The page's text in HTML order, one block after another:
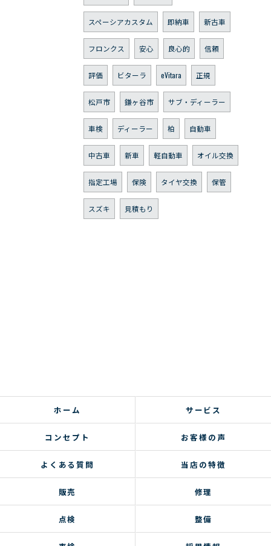
スペーシアカスタム 即納車 新古車
フロンクス 安心 良心的 信頼
評価 ビターラ eVitara 正規
松戸市 鎌ヶ谷市 サブ・ディーラー
車検 ディーラー 柏 自動車
中古車 新車 軽自動車 オイル交換
指定工場 保険 タイヤ交換 保管
スズキ 見積もり
ホーム サービス
コンセプト お客様の声
よくある質問 当店の特徴
販売 修理
点検 整備